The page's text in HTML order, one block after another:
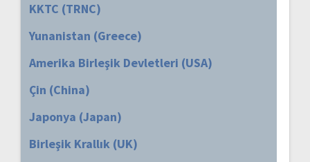
KKTC (TRNC)
Yunanistan (Greece)
Amerika Birleşik Devletleri (USA)
Çin (China)
Japonya (Japan)
Birleşik Krallık (UK)